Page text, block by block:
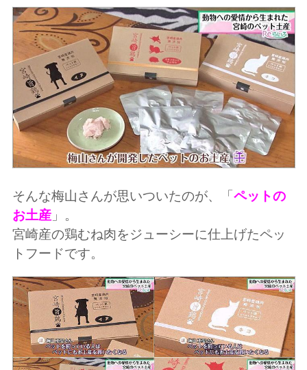
そんな梅山さんが思いついたのが、「ペットの
お土産」。
宮崎産の鶏むね肉をジューシーに仕上げたペッ
トフードです。